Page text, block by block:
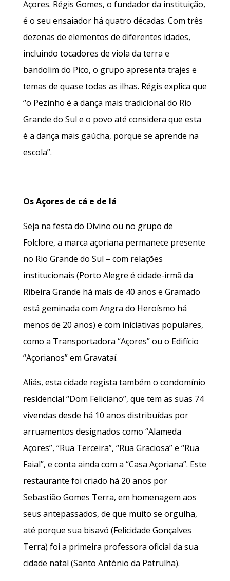
Açores. Régis Gomes, o fundador da instituição,
é o seu ensaiador há quatro décadas. Com três
dezenas de elementos de diferentes idades,
incluindo tocadores de viola da terra e
bandolim do Pico, o grupo apresenta trajes e
temas de quase todas as ilhas. Régis explica que
“o Pezinho é a dança mais tradicional do Rio
Grande do Sul e o povo até considera que esta
é a dança mais gaúcha, porque se aprende na
escola”.
Os Açores de cá e de lá
Seja na festa do Divino ou no grupo de
Folclore, a marca açoriana permanece presente
no Rio Grande do Sul – com relações
institucionais (Porto Alegre é cidade-irmã da
Ribeira Grande há mais de 40 anos e Gramado
está geminada com Angra do Heroísmo há
menos de 20 anos) e com iniciativas populares,
como a Transportadora “Açores” ou o Edifício
“Açorianos” em Gravataí.
Aliás, esta cidade regista também o condomínio
residencial “Dom Feliciano”, que tem as suas 74
vivendas desde há 10 anos distribuídas por
arruamentos designados como “Alameda
Açores”, “Rua Terceira”, “Rua Graciosa” e “Rua
Faial”, e conta ainda com a “Casa Açoriana”. Este
restaurante foi criado há 20 anos por
Sebastião Gomes Terra, em homenagem aos
seus antepassados, de que muito se orgulha,
até porque sua bisavó (Felicidade Gonçalves
Terra) foi a primeira professora oficial da sua
cidade natal (Santo António da Patrulha).